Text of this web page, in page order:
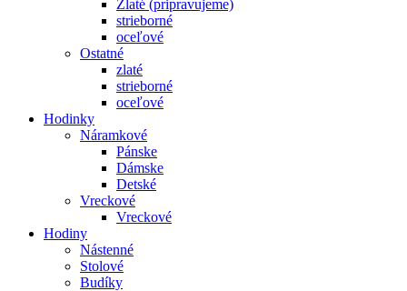
Zlaté (pripravujeme)
strieborné
oceľové
Ostatné
zlaté
strieborné
oceľové
Hodinky
Náramkové
Pánske
Dámske
Detské
Vreckové
Vreckové
Hodiny
Nástenné
Stolové
Budíky